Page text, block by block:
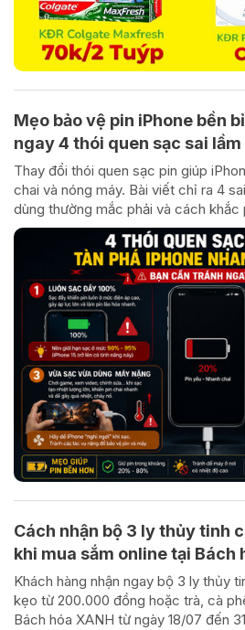
Mẹo bảo vệ pin iPhone bền
ngay 4 thói quen sạc sai lầm
Thay đổi thói quen sạc pin giúp
chai và nóng máy. Bài viết chỉ ra 4
dùng thường mắc phải và cách khắc
Cách nhận bộ 3 ly thủy tinh
khi mua sắm online tại Bách
Khách hàng nhận ngay bộ 3 ly thủy
kẹo từ 200.000 đồng hoặc trà, cà
Bách hóa XANH từ ngày 18/07 đến